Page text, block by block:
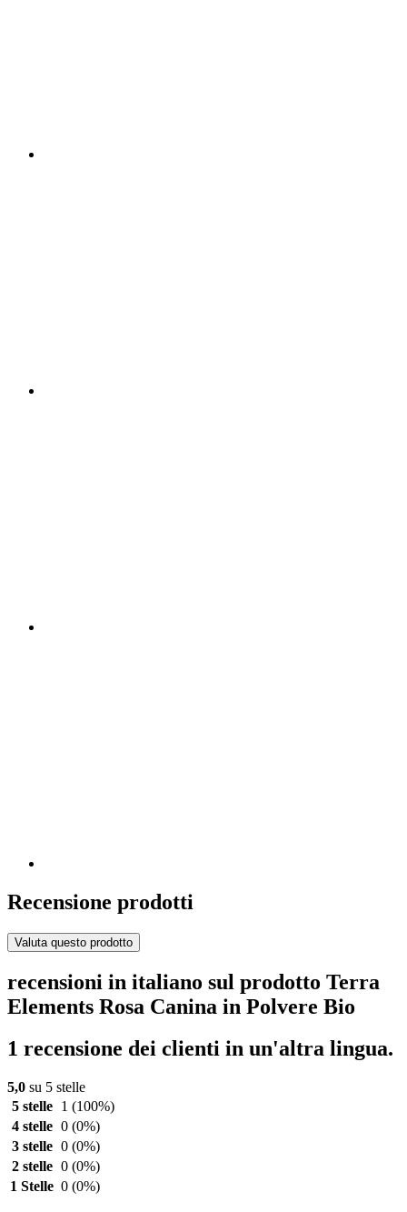
Recensione prodotti
Valuta questo prodotto
recensioni in italiano sul prodotto Terra
Elements Rosa Canina in Polvere Bio
1 recensione dei clienti in un'altra lingua.
5,0 su 5 stelle
5 stelle
1 (100%)
4 stelle 0 (0%)
3 stelle 0 (0%)
2 stelle 0 (0%)
1 Stelle 0 (0%)